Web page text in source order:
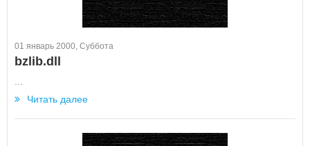
01 январь 2000, Суббота
bzlib.dll
Читать далее